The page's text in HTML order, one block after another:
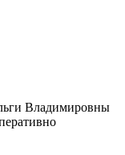
Владимировны